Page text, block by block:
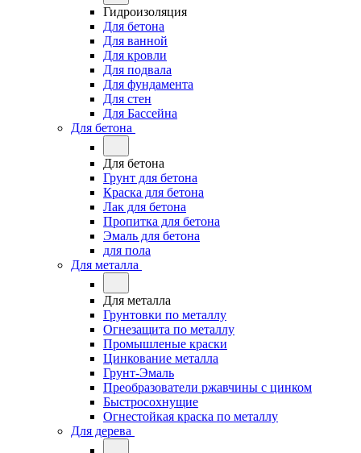
Гидроизоляция
Для бетона
Для ванной
Для кровли
Для подвала
Для фундамента
Для стен
Для Бассейна
Для бетона
Для бетона
Грунт для бетона
Краска для бетона
Лак для бетона
Пропитка для бетона
Эмаль для бетона
для пола
Для металла
Для металла
Грунтовки по металлу
Огнезащита по металлу
Промышленые краски
Цинкование металла
Грунт-Эмаль
Преобразователи ржавчины с цинком
Быстросохнущие
Огнестойкая краска по металлу
Для дерева